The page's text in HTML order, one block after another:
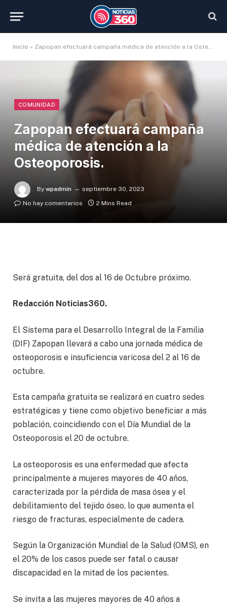
Inicio » Zapopan efectuará campaña médica de atención a la Osteoporosis.
COMUNIDAD
Zapopan efectuará campaña
médica de atención a la
Osteoporosis.
By wpadmin
septiembre 30, 2023
No hay comentarios
2 Mins Read
Será gratuita, del dos al 16 de Octubre próximo.
Redacción Noticias360.
El Sistema para el Desarrollo Integral de la Familia
(DIF) Zapopan llevará a cabo una jornada médica de
osteoporosis e insuficiencia varicosa del 2 al 16 de
octubre.
Esta campaña gratuita se realizará en cuatro sedes
estratégicas y tiene como objetivo beneficiar a más
población, coincidiendo con el Día Mundial de la
Osteoporosis el 20 de octubre.
La osteoporosis es una enfermedad que afecta
principalmente a mujeres mayores de 40 años,
caracterizada por la pérdida de masa ósea y el
debilitamiento del tejido óseo, lo que aumenta el
riesgo de fracturas, especialmente de cadera.
Según la Organización Mundial de la Salud (OMS), en
el 20% de los casos puede ser fatal o causar
discapacidad en la mitad de los pacientes.
Se invita a las mujeres mayores de 40 años a